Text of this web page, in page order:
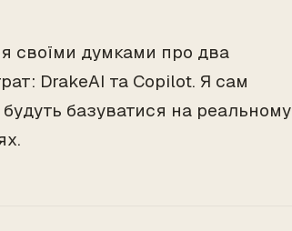
своїми думками про два
DrakeAI та Copilot. Я сам
базуватися на реальному